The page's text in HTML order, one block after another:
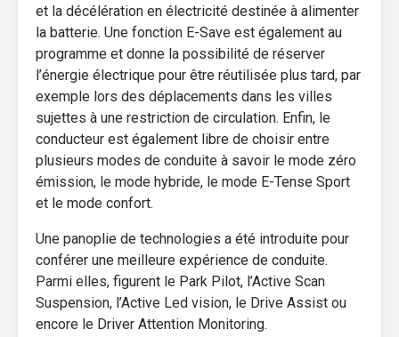
et la décélération en électricité destinée à alimenter
la batterie. Une fonction E-Save est également au
programme et donne la possibilité de réserver
l’énergie électrique pour être réutilisée plus tard, par
exemple lors des déplacements dans les villes
sujettes à une restriction de circulation. Enfin, le
conducteur est également libre de choisir entre
plusieurs modes de conduite à savoir le mode zéro
émission, le mode hybride, le mode E-Tense Sport
et le mode confort.
Une panoplie de technologies a été introduite pour
conférer une meilleure expérience de conduite.
Parmi elles, figurent le Park Pilot, l’Active Scan
Suspension, l’Active Led vision, le Drive Assist ou
encore le Driver Attention Monitoring.